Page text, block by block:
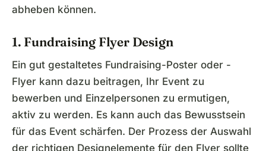
abheben können.
1. Fundraising Flyer Design
Ein gut gestaltetes Fundraising-Poster oder -
Flyer kann dazu beitragen, Ihr Event zu
bewerben und Einzelpersonen zu ermutigen,
aktiv zu werden. Es kann auch das Bewusstsein
für das Event schärfen. Der Prozess der Auswahl
der richtigen Designelemente für den Flyer sollte